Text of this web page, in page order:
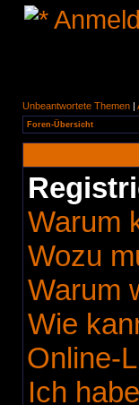
Unbeantwortete Themen |
Foren-Übersicht
Warum
Wozu
Warum
Wie
Online-
Ich